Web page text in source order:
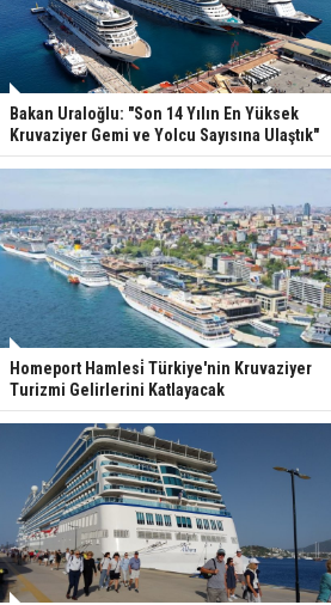
Bakan Uraloğlu: "Son 14 Yılın En Yüksek
Kruvaziyer Gemi ve Yolcu Sayısına Ulaştık"
Homeport Hamlesi̇ Türkiye'nin Kruvaziyer
Turizmi Gelirlerini Katlayacak